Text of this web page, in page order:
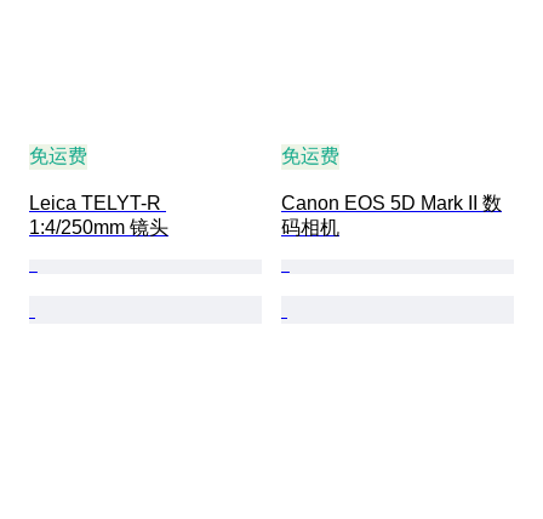
免运费
Leica TELYT-R
1:4/250mm 镜头
免运费
Canon EOS 5D Mark II 数
码相机